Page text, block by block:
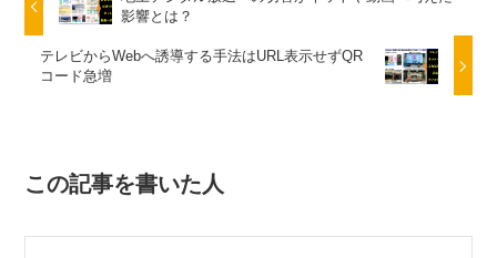
影響とは？
テレビからWebへ誘導する手法はURL表示せずQR
コード急増
この記事を書いた人